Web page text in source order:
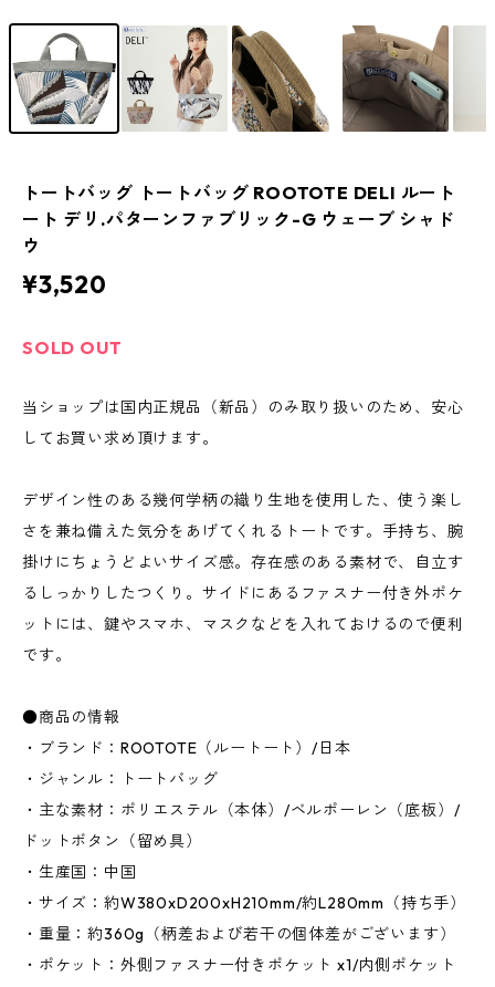
トートバッグ トートバッグ ROOTOTE DELI ルート
ート デリ.パターンファブリック-G ウェーブ シャド
ウ
¥3,520
SOLD OUT
当ショップは国内正規品（新品）のみ取り扱いのため、安心
してお買い求め頂けます。
デザイン性のある幾何学柄の織り生地を使用した、使う楽し
さを兼ね備えた気分をあげてくれるトートです。手持ち、腕
掛けにちょうどよいサイズ感。存在感のある素材で、自立す
るしっかりしたつくり。サイドにあるファスナー付き外ポケ
ットには、鍵やスマホ、マスクなどを入れておけるので便利
です。
●商品の情報
・ブランド：ROOTOTE（ルートート）/日本
・ジャンル：トートバッグ
・主な素材：ポリエステル（本体）/ベルポーレン（底板）/
ドットボタン（留め具）
・生産国：中国
・サイズ：約W380xD200xH210mm/約L280mm（持ち手）
・重量：約360g（柄差および若干の個体差がございます）
・ポケット：外側ファスナー付きポケット x1/内側ポケット